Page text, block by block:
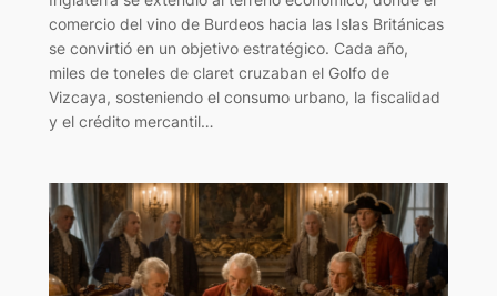
comercio del vino de Burdeos hacia las Islas Británicas
se convirtió en un objetivo estratégico. Cada año,
miles de toneles de claret cruzaban el Golfo de
Vizcaya, sosteniendo el consumo urbano, la fiscalidad
y el crédito mercantil…